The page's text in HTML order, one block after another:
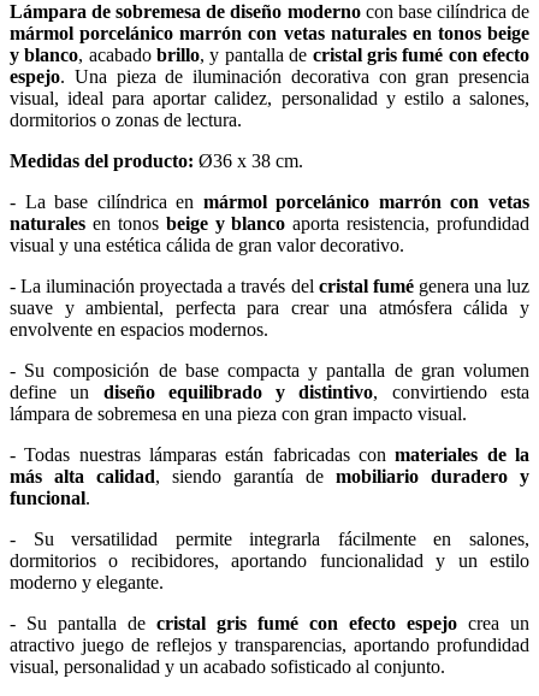
Lámpara de sobremesa de diseño modernocon base cilíndrica de
mármol porcelánico marrón con vetas naturales en tonos beige
y blanco, acabadobrillo, y pantalla de cristal gris fumé con efecto
espejo. Una pieza de iluminación decorativa con gran presencia
visual, ideal para aportar calidez, personalidad y estilo a salones,
dormitorios o zonas de lectura.
Medidas del producto: Ø36 x 38 cm.
- La base cilíndrica en mármol porcelánico marrón con vetas
naturales en tonos beige y blanco aporta resistencia, profundidad
visual y una estética cálida de gran valor decorativo.
- La iluminación proyectada a través del cristal fumégenera una luz
suave y ambiental, perfecta para crear una atmósfera cálida y
envolvente en espacios modernos.
- Su composición de base compacta y pantalla de gran volumen
define un diseño equilibrado y distintivo, convirtiendo esta
lámpara de sobremesa en una pieza con gran impacto visual.
- Todas nuestras lámparas están fabricadas conmateriales de la
más alta calidad, siendo garantía de mobiliario duradero y
funcional.
- Su versatilidad permite integrarla fácilmente en salones,
dormitorios o recibidores, aportando funcionalidad y un estilo
moderno y elegante.
- Su pantalla de cristal gris fumé con efecto espejo crea un
atractivo juego de reflejos y transparencias, aportando profundidad
visual, personalidad y un acabado sofisticado al conjunto.